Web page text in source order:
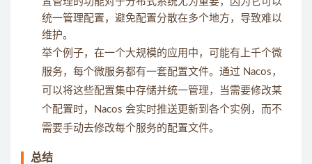
统一管理配置，避免配置分散在多个地方，导致难以
维护。
举个例子，在一个大规模的应用中，可能有上千个微
服务，每个微服务都有一套配置文件。通过 Nacos，
可以将这些配置集中存储并统一管理，当需要修改某
个配置时，Nacos 会实时推送更新到各个实例，而不
需要手动去修改每个服务的配置文件。
总结